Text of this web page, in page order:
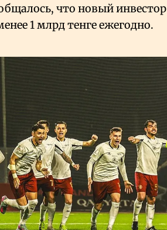
что новый инвестор
1 млрд тенге ежегодно.